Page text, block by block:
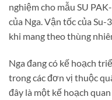
nghiệm cho mẫu SU
của Nga. Vận tốc của
khi mang theo thùng
Nga đang có kế hoạch
trong các đơn vị thuộc
đây là một kế hoạch